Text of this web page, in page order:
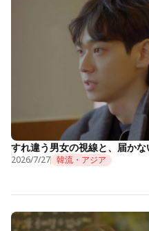
すれ違う男女の視線と、届か
2026/7/27 韓流・アジア